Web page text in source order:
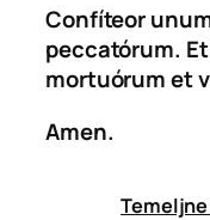
Confíteor
peccatórum.
mortuórum et
Amen.